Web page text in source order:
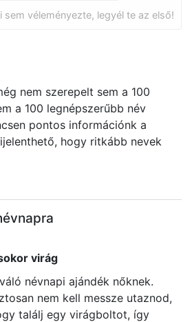
sem véleményezte, legyél te az első!
nem szerepelt sem a 100
a 100 legnépszerűbb név
pontos információnk a
hogy ritkább nevek
virág
névnapi ajándék nőknek.
nem kell messze utaznod,
találj egy virágboltot, így